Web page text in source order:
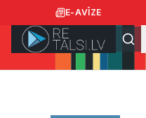
E-AVĪZE